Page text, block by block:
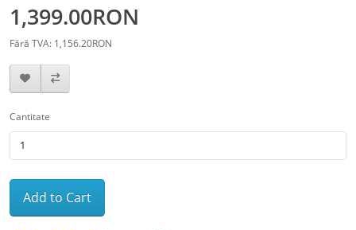
1,399.00RON
Fără TVA: 1,156.20RON
Cantitate
Add to Cart